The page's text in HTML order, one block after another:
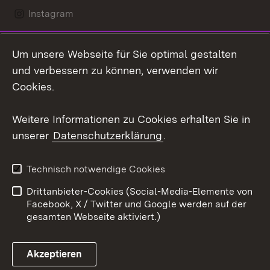
Instagram
Social Wall
Youtube
Link zum Landesportal
Kontakt
Datenschutz
Barrierefreiheit
Impressum Cookies
Um unsere Webseite für Sie optimal gestalten
und verbessern zu können, verwenden wir
Cookies.
Weitere Informationen zu Cookies erhalten Sie in
unserer Datenschutzerklärung.
Technisch notwendige Cookies
Drittanbieter-Cookies (Social-Media-Elemente von
Facebook, X / Twitter und Google werden auf der
gesamten Webseite aktiviert.)
Akzeptieren